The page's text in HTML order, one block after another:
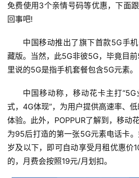
免费使用3个亲情号码等优惠，下面
回事吧!
中国移动推出了旗下首款5G手
藏版。当然，此5G非彼5G，毕竟目
里说的5G是指手机套餐包含5G元素。
中国移动称，移动花卡主打
式，4G体现”，为用户提供高速率、
体验。此外，POPPUR了解到，移动
为95后打造的第一张5G元素电话卡
岁及以下，即可自动享受月租优惠价
的，月费会按照19元/月划扣。